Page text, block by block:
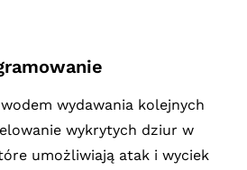
wydawania kolejnych
wykrytych dziur w
umożliwiają atak i wyciek